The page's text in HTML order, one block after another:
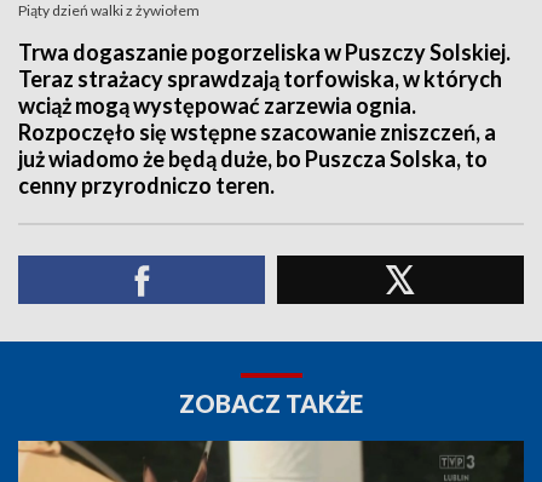
Piąty dzień walki z żywiołem
Trwa dogaszanie pogorzeliska w Puszczy Solskiej.
Teraz strażacy sprawdzają torfowiska, w których
wciąż mogą występować zarzewia ognia.
Rozpoczęło się wstępne szacowanie zniszczeń, a
już wiadomo że będą duże, bo Puszcza Solska, to
cenny przyrodniczo teren.
ZOBACZ TAKŻE